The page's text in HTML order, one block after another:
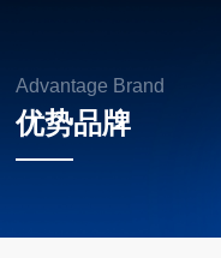
Advantage Brand
优势品牌